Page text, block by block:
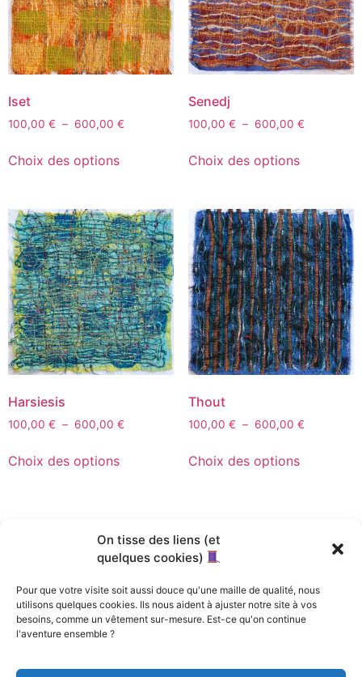
On tisse des liens (et
quelques cookies)
Pour que votre visite soit aussi douce qu'une maille de qualité, nous
utilisons quelques cookies. Ils nous aident à ajuster notre site à vos
besoins, comme un vêtement sur-mesure. Est-ce qu'on continue
l'aventure ensemble ?
Iset
100,00 € – 600,00 €
Choix des options
Senedj
100,00 € – 600,00 €
Choix des options
Harsiesis
100,00 € – 600,00 €
Choix des options
Thout
100,00 € – 600,00 €
Choix des options